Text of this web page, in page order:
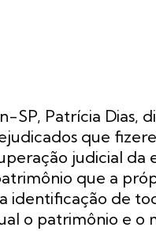
SP, Patrícia Dias,
que
judicial da
que a
identificação de
o patrimônio e o